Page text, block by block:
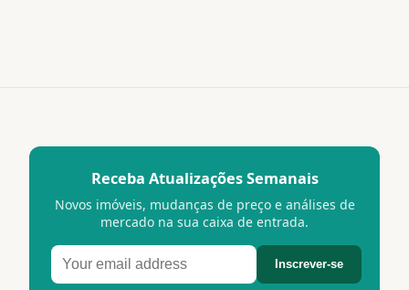
Receba Atualizações Semanais
Novos imóveis, mudanças de preço e análises de
mercado na sua caixa de entrada.
Inscrever-se